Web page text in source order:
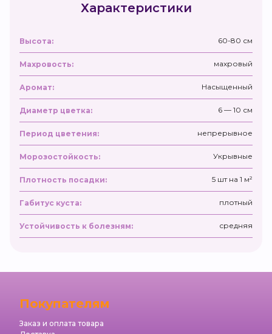
Характеристики
Высота: 60-80 см
Махровость: махровый
Аромат: Насыщенный
Диаметр цветка: 6 — 10 см
Период цветения: непрерывное
Морозостойкость: Укрывные
Плотность посадки: 5 шт на 1 м²
Габитус куста: плотный
Устойчивость к болезням: средняя
Покупателям
Заказ и оплата товара